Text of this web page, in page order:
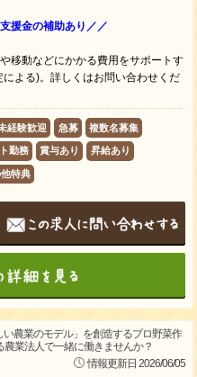
援金の補助あり／／
移動などにかかる費用をサポートす
よる)。詳しくはお問い合わせくだ
経験歓迎 急募 複数名募集
勤務 賞与あり 昇給あり
特典
農業のモデル」を創造するプロ野菜作
業法人で一緒に働きませんか？
情報更新日 2026/06/05